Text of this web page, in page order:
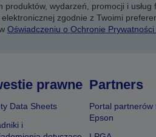
wydarzeń, promocji i usług
zgodnie z Twoimi
Oświadczeniu o Ochronie
prawne
Data Sheets
i
Partners
Portal partnerów
Epson